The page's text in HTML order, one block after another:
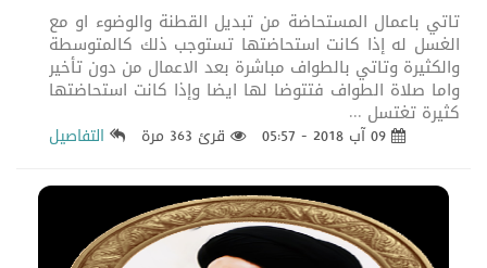
تاتي باعمال المستحاضة من تبديل القطنة والوضوء او مع
الغسل له إذا كانت استحاضتها تستوجب ذلك كالمتوسطة
والكثيرة وتاتي بالطواف مباشرة بعد الاعمال من دون تأخير
واما صلاة الطواف فتتوضا لها ايضا وإذا كانت استحاضتها
كثيرة تغتسل ...
قرئ 363 مرة التفاصيل